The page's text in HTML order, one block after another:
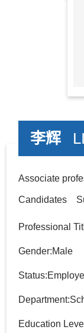
李辉
Associate
Candidates
Professional
Gender:Male
Education